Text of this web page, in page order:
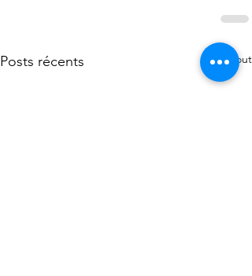
Posts récents Voir tout